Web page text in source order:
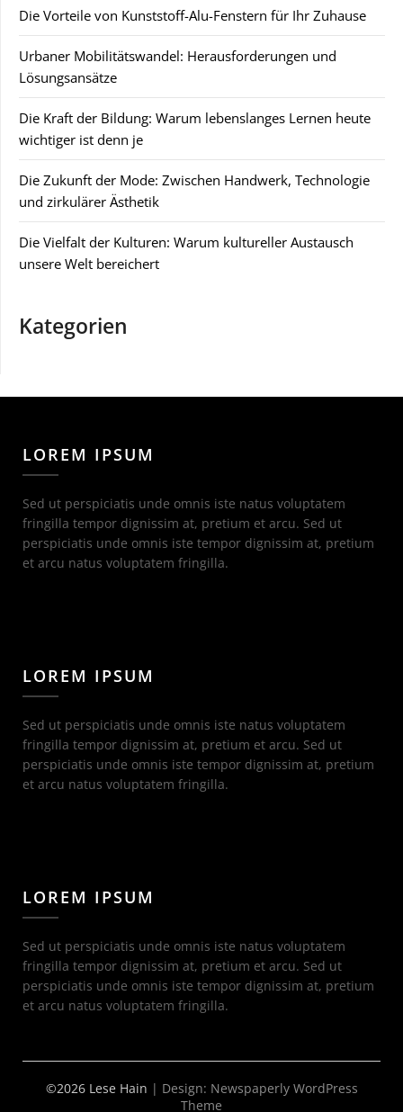
Die Vorteile von Kunststoff-Alu-Fenstern für Ihr Zuhause
Urbaner Mobilitätswandel: Herausforderungen und
Lösungsansätze
Die Kraft der Bildung: Warum lebenslanges Lernen heute
wichtiger ist denn je
Die Zukunft der Mode: Zwischen Handwerk, Technologie
und zirkulärer Ästhetik
Die Vielfalt der Kulturen: Warum kultureller Austausch
unsere Welt bereichert
Kategorien
LOREM IPSUM
Sed ut perspiciatis unde omnis iste natus voluptatem
fringilla tempor dignissim at, pretium et arcu. Sed ut
perspiciatis unde omnis iste tempor dignissim at, pretium
et arcu natus voluptatem fringilla.
LOREM IPSUM
Sed ut perspiciatis unde omnis iste natus voluptatem
fringilla tempor dignissim at, pretium et arcu. Sed ut
perspiciatis unde omnis iste tempor dignissim at, pretium
et arcu natus voluptatem fringilla.
LOREM IPSUM
Sed ut perspiciatis unde omnis iste natus voluptatem
fringilla tempor dignissim at, pretium et arcu. Sed ut
perspiciatis unde omnis iste tempor dignissim at, pretium
et arcu natus voluptatem fringilla.
©2026 Lese Hain | Design: Newspaperly WordPress
Theme